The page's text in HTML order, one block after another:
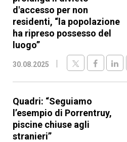
d'accesso per non
residenti, “la popolazione
ha ripreso possesso del
luogo”
30.08.2025
Quadri: “Seguiamo
l’esempio di Porrentruy,
piscine chiuse agli
stranieri”